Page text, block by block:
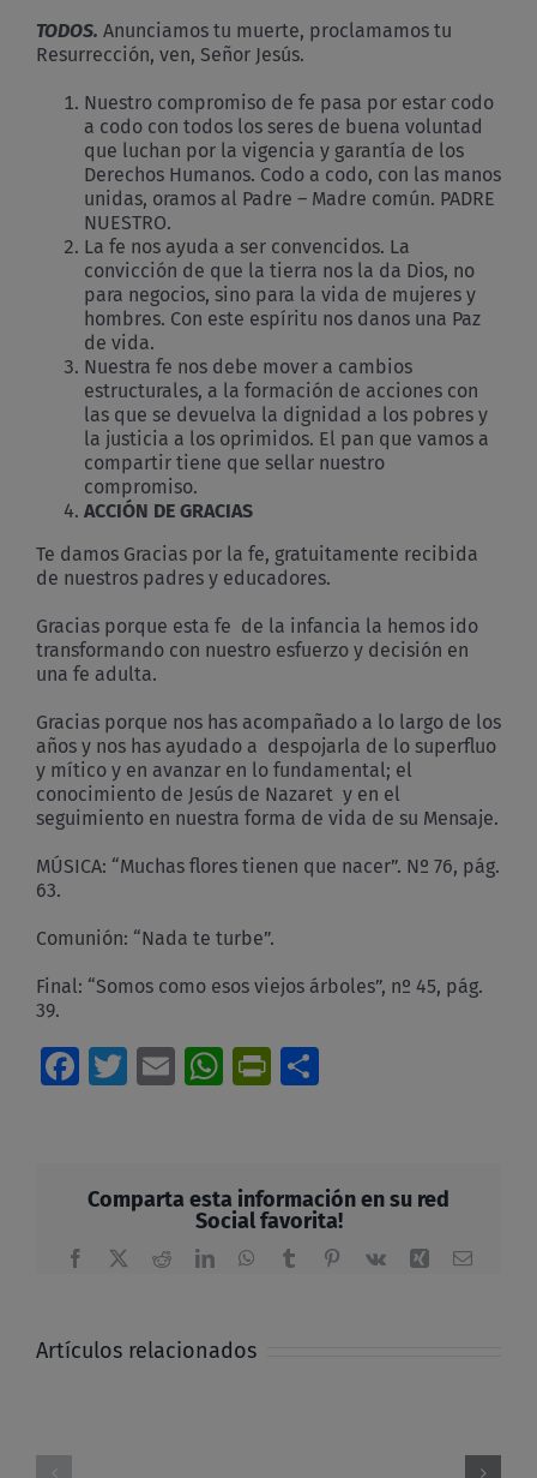
TODOS. Anunciamos tu muerte, proclamamos tu
Resurrección, ven, Señor Jesús.
Nuestro compromiso de fe pasa por estar codo
a codo con todos los seres de buena voluntad
que luchan por la vigencia y garantía de los
Derechos Humanos. Codo a codo, con las manos
unidas, oramos al Padre – Madre común. PADRE
NUESTRO.
La fe nos ayuda a ser convencidos. La
convicción de que la tierra nos la da Dios, no
para negocios, sino para la vida de mujeres y
hombres. Con este espíritu nos danos una Paz
de vida.
Nuestra fe nos debe mover a cambios
estructurales, a la formación de acciones con
las que se devuelva la dignidad a los pobres y
la justicia a los oprimidos. El pan que vamos a
compartir tiene que sellar nuestro
compromiso.
ACCIÓN DE GRACIAS
Te damos Gracias por la fe, gratuitamente recibida
de nuestros padres y educadores.
Gracias porque esta fe de la infancia la hemos ido
transformando con nuestro esfuerzo y decisión en
una fe adulta.
Gracias porque nos has acompañado a lo largo de los
años y nos has ayudado a despojarla de lo superfluo
y mítico y en avanzar en lo fundamental; el
conocimiento de Jesús de Nazaret y en el
seguimiento en nuestra forma de vida de su Mensaje.
MÚSICA: “Muchas flores tienen que nacer”. Nº 76, pág.
63.
Comunión: “Nada te turbe”.
Final: “Somos como esos viejos árboles”, nº 45, pág.
39.
Facebook
Twitter
EmailWhatsApp
PrintFriendly
Comparta esta información en su red
Social favorita!
Facebook RedditLinkedInWhatsApp
Tumblr Pinterest
Vk Xing Correo
Artículos relacionados